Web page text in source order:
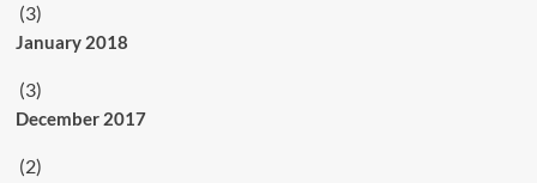
(3)
January 2018
(3)
December 2017
(2)